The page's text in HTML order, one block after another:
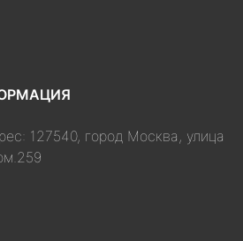
127540, город Москва, улица